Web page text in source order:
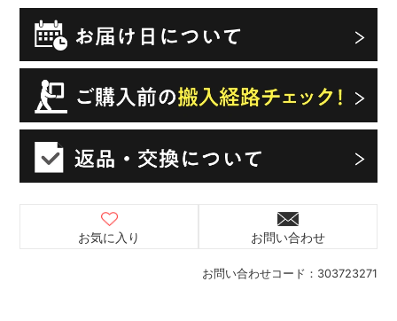
お問い合わせコード： 303723271
お気に入り お問い合わせ